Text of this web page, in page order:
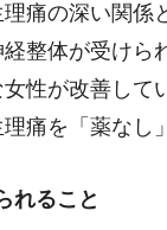
痛の深い関係
整体が受けら
性が改善して
理痛を「薬な
れること